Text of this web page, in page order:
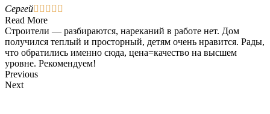
Сергей    
Read More
Строители — разбираются, нареканий в работе нет. Дом
получился теплый и просторный, детям очень нравится. Рады,
что обратились именно сюда, цена=качество на высшем
уровне. Рекомендуем!
Previous
Next